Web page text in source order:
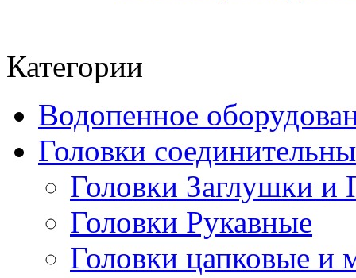
Категории
Водопенное
Головки
Головки Заглушки и
Головки Рукавные
Головки цапковые и